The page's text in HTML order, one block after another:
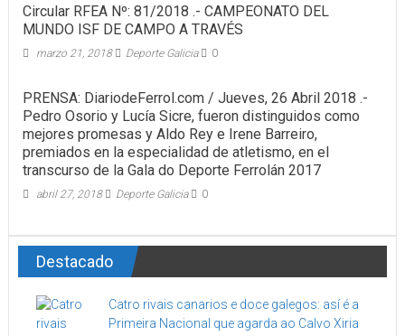
Circular RFEA Nº: 81/2018 .- CAMPEONATO DEL
MUNDO ISF DE CAMPO A TRAVÉS
marzo 21, 2018 Deporte Galicia 0
PRENSA: DiariodeFerrol.com / Jueves, 26 Abril 2018 .-
Pedro Osorio y Lucía Sicre, fueron distinguidos como
mejores promesas y Aldo Rey e Irene Barreiro,
premiados en la especialidad de atletismo, en el
transcurso de la Gala do Deporte Ferrolán 2017
abril 27, 2018 Deporte Galicia 0
Destacado
Catro rivais canarios e doce galegos: así é a
Primeira Nacional que agarda ao Calvo Xiria